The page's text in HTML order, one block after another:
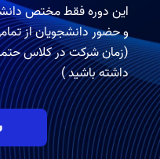
این دوره فقط مختص
و حضور دانشجویان از
(زمان شرکت در کلاس
داشته باشید )